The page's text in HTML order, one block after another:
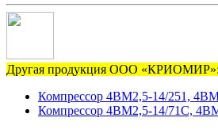
Другая продукция ООО «КРИОМИР»:
Компрессор 4ВМ2,5-14/251,
Компрессор 4ВМ2,5-14/71C,